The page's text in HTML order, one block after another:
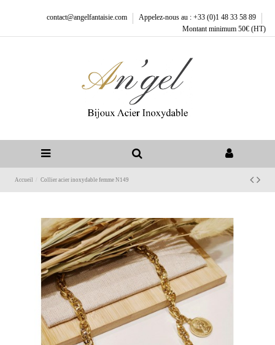
contact@angelfantaisie.com
Appelez-nous au : +33 (0)1 48 33 58 89
Montant minimum 50€ (HT)
Accueil Collier acier inoxydable femme N149